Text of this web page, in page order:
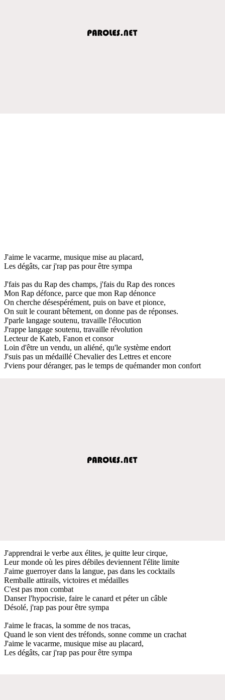
J'aime le vacarme, musique mise au placard,
Les dégâts, car j'rap pas pour être sympa
J'fais pas du Rap des champs, j'fais du Rap des ronces
Mon Rap défonce, parce que mon Rap dénonce
On cherche désespérément, puis on bave et pionce,
On suit le courant bêtement, on donne pas de réponses.
J'parle langage soutenu, travaille l'élocution
J'rappe langage soutenu, travaille révolution
Lecteur de Kateb, Fanon et consor
Loin d'être un vendu, un aliéné, qu'le système endort
J'suis pas un médaillé Chevalier des Lettres et encore
J'viens pour déranger, pas le temps de quémander mon confort
J'apprendrai le verbe aux élites, je quitte leur cirque,
Leur monde où les pires débiles deviennent l'élite limite
J'aime guerroyer dans la langue, pas dans les cocktails
Remballe attirails, victoires et médailles
C'est pas mon combat
Danser l'hypocrisie, faire le canard et péter un câble
Désolé, j'rap pas pour être sympa
J'aime le fracas, la somme de nos tracas,
Quand le son vient des tréfonds, sonne comme un crachat
J'aime le vacarme, musique mise au placard,
Les dégâts, car j'rap pas pour être sympa